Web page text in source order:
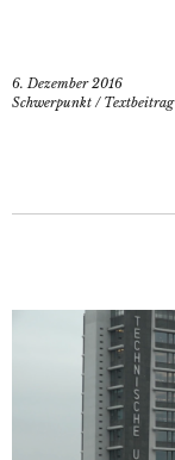
6. Dezember 2016
Schwerpunkt / Textbeitrag